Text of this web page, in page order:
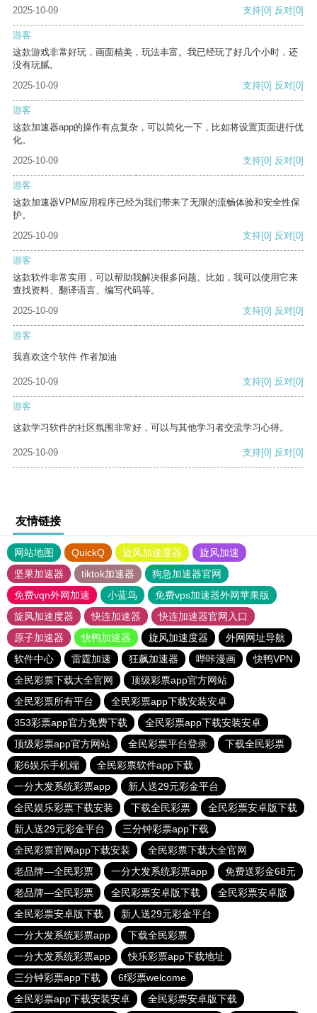
2025-10-09
支持[0] 反对[0]
游客
这款游戏非常好玩，画面精美，玩法丰富。我已经玩了好几个小时，还
没有玩腻。
2025-10-09
支持[0] 反对[0]
游客
这款加速器app的操作有点复杂，可以简化一下，比如将设置页面进行优
化。
2025-10-09
支持[0] 反对[0]
游客
这款加速器VPM应用程序已经为我们带来了无限的流畅体验和安全性保
护。
2025-10-09
支持[0] 反对[0]
游客
这款软件非常实用，可以帮助我解决很多问题。比如，我可以使用它来
查找资料、翻译语言、编写代码等。
2025-10-09
支持[0] 反对[0]
游客
我喜欢这个软件 作者加油
2025-10-09 支持[0] 反对[0]
游客
这款学习软件的社区氛围非常好，可以与其他学习者交流学习心得。
2025-10-09 支持[0] 反对[0]
友情链接
网站地图 QuickQ 旋风加速度器
旋风加速
坚果加速器
tiktok加速器
狗急加速器官网
免费vqn外网加速
小蓝鸟
免费vps加速器外网苹果版
旋风加速度器
快连加速器
快连加速器官网入口
原子加速器
快鸭加速器 旋风加速度器
外网网址导航
软件中心
雷霆加速 狂飙加速器 哔咔漫画
快鸭VPN
全民彩票下载大全官网
顶级彩票app官方网站
全民彩票所有平台
全民彩票app下载安装安卓
353彩票app官方免费下载
全民彩票app下载安装安卓
顶级彩票app官方网站
全民彩票平台登录
下载全民彩票
彩6娱乐手机端
全民彩票软件app下载
一分大发系统彩票app
新人送29元彩金平台
全民娱乐彩票下载安装
下载全民彩票
全民彩票安卓版下载
新人送29元彩金平台
三分钟彩票app下载
全民彩票官网app下载安装
全民彩票下载大全官网
老品牌—全民彩票
一分大发系统彩票app
免费送彩金68元
老品牌—全民彩票
全民彩票安卓版下载
全民彩票安卓版
全民彩票安卓版下载
新人送29元彩金平台
一分大发系统彩票app
下载全民彩票
一分大发系统彩票app
快乐彩票app下载地址
三分钟彩票app下载
6f彩票welcome
全民彩票app下载安装安卓
全民彩票安卓版下载